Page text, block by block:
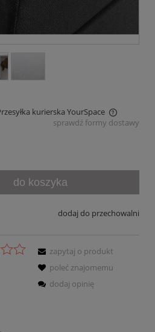
kurierska YourSpace
kosztów płatności
sprawdź formy dostawy
do koszyka
dodaj do przechowalni
zapytaj o produkt
poleć znajomemu
dodaj opinię